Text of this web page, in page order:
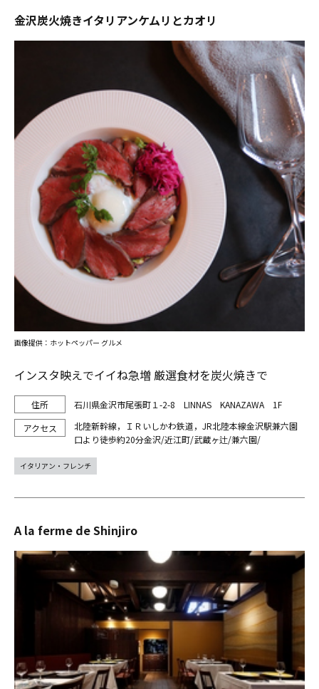
金沢炭火焼きイタリアンケムリとカオリ
インスタ映えでイイね急増 厳選食材を炭火焼きで
石川県金沢市尾張町１-2-8 LINNAS KANAZAWA 1F
北陸新幹線，ＩＲいしかわ鉄道，JR北陸本線金沢駅兼六園
口より徒歩約20分金沢/近江町/武蔵ヶ辻/兼六園/
画像提供：ホットペッパー グルメ
イタリアン・フレンチ
A la ferme de Shinjiro